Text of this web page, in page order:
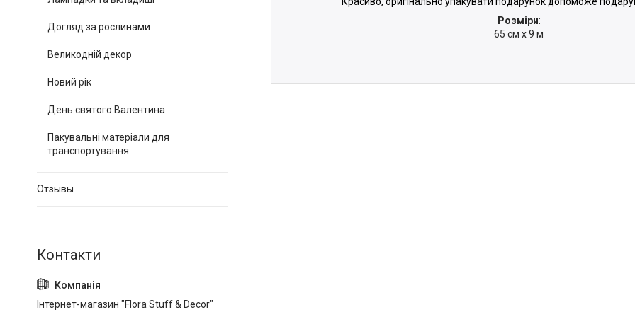
Розміри:
65 см х 9 м
Догляд за рослинами
Великодній декор
Новий рік
День святого Валентина
Пакувальні матеріали для
транспортування
Отзывы
Інтернет-магазин "Flora Stuff & Decor"